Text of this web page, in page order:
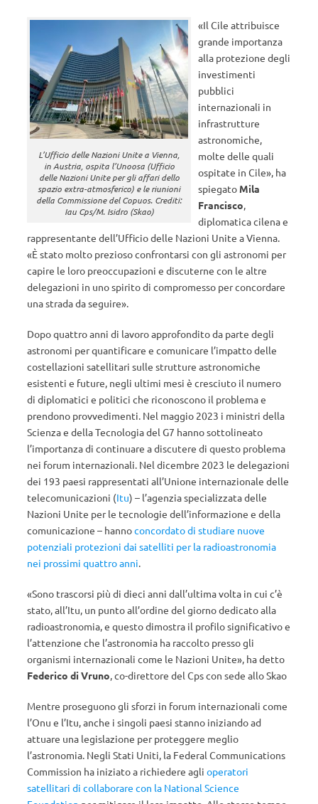
L’Ufficio delle Nazioni Unite a Vienna,
in Austria, ospita l’Unoosa (Ufficio
delle Nazioni Unite per gli affari dello
spazio extra-atmosferico) e le riunioni
della Commissione del Copuos. Crediti:
Iau Cps/M. Isidro (Skao)
«Il Cile attribuisce
grande importanza
alla protezione degli
investimenti
pubblici
internazionali in
infrastrutture
astronomiche,
molte delle quali
ospitate in Cile», ha
spiegato Mila
Francisco,
diplomatica cilena e
rappresentante dell’Ufficio delle Nazioni Unite a Vienna.
«È stato molto prezioso confrontarsi con gli astronomi per
capire le loro preoccupazioni e discuterne con le altre
delegazioni in uno spirito di compromesso per concordare
una strada da seguire».
Dopo quattro anni di lavoro approfondito da parte degli
astronomi per quantificare e comunicare l’impatto delle
costellazioni satellitari sulle strutture astronomiche
esistenti e future, negli ultimi mesi è cresciuto il numero
di diplomatici e politici che riconoscono il problema e
prendono provvedimenti. Nel maggio 2023 i ministri della
Scienza e della Tecnologia del G7 hanno sottolineato
l’importanza di continuare a discutere di questo problema
nei forum internazionali. Nel dicembre 2023 le delegazioni
dei 193 paesi rappresentati all’Unione internazionale delle
telecomunicazioni (Itu) – l’agenzia specializzata delle
Nazioni Unite per le tecnologie dell’informazione e della
comunicazione – hannoconcordato di studiare nuove
potenziali protezioni dai satelliti per la radioastronomia
nei prossimi quattro anni.
«Sono trascorsi più di dieci anni dall’ultima volta in cui c’è
stato, all’Itu, un punto all’ordine del giorno dedicato alla
radioastronomia, e questo dimostra il profilo significativo e
l’attenzione che l’astronomia ha raccolto presso gli
organismi internazionali come le Nazioni Unite», ha detto
Federico di Vruno, co-direttore del Cps con sede allo Skao
Mentre proseguono gli sforzi in forum internazionali come
l’Onu e l’Itu, anche i singoli paesi stanno iniziando ad
attuare una legislazione per proteggere meglio
l’astronomia. Negli Stati Uniti, la Federal Communications
Commission ha iniziato a richiedere agli operatori
satellitari di collaborare con la National Science